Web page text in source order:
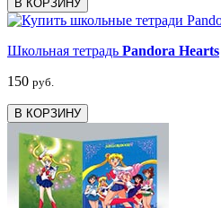
В КОРЗИНУ
Школьная тетрадь Pandora Hearts
150 руб.
В КОРЗИНУ